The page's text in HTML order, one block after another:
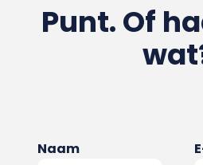
Punt. Of
Naam